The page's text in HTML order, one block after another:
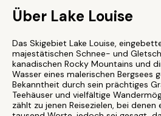
Über Lake Louise
Das Skigebiet Lake Louise,
majestätischen Schnee- und
kanadischen Rocky Mountains und
Wasser eines malerischen Bergsees
Bekanntheit durch sein prächtiges
Teehäuser und vielfältige
zählt zu jenen Reisezielen, bei denen